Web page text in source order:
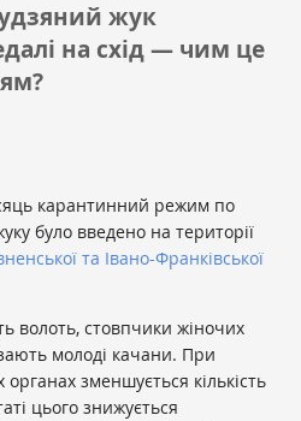
жук
на схід — чим це
карантинний режим по
було введено на території
та Івано-Франківської
волоть, стовпчики жіночих
молоді качани. При
зменшується кількість
цього знижується